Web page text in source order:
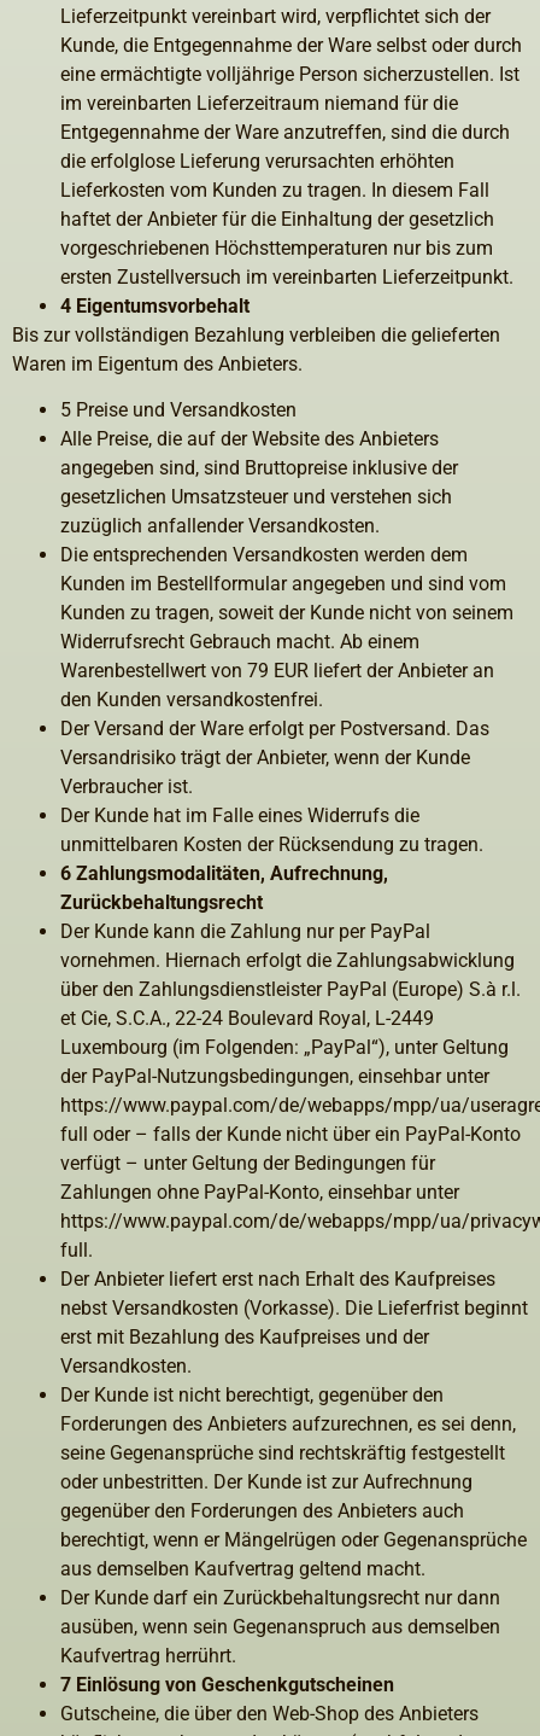
Lieferzeitpunkt vereinbart wird, verpflichtet sich der
Kunde, die Entgegennahme der Ware selbst oder durch
eine ermächtigte volljährige Person sicherzustellen. Ist
im vereinbarten Lieferzeitraum niemand für die
Entgegennahme der Ware anzutreffen, sind die durch
die erfolglose Lieferung verursachten erhöhten
Lieferkosten vom Kunden zu tragen. In diesem Fall
haftet der Anbieter für die Einhaltung der gesetzlich
vorgeschriebenen Höchsttemperaturen nur bis zum
ersten Zustellversuch im vereinbarten Lieferzeitpunkt.
4 Eigentumsvorbehalt
Bis zur vollständigen Bezahlung verbleiben die gelieferten
Waren im Eigentum des Anbieters.
5 Preise und Versandkosten
Alle Preise, die auf der Website des Anbieters
angegeben sind, sind Bruttopreise inklusive der
gesetzlichen Umsatzsteuer und verstehen sich
zuzüglich anfallender Versandkosten.
Die entsprechenden Versandkosten werden dem
Kunden im Bestellformular angegeben und sind vom
Kunden zu tragen, soweit der Kunde nicht von seinem
Widerrufsrecht Gebrauch macht. Ab einem
Warenbestellwert von 79 EUR liefert der Anbieter an
den Kunden versandkostenfrei.
Der Versand der Ware erfolgt per Postversand. Das
Versandrisiko trägt der Anbieter, wenn der Kunde
Verbraucher ist.
Der Kunde hat im Falle eines Widerrufs die
unmittelbaren Kosten der Rücksendung zu tragen.
6 Zahlungsmodalitäten, Aufrechnung,
Zurückbehaltungsrecht
Der Kunde kann die Zahlung nur per PayPal
vornehmen. Hiernach erfolgt die Zahlungsabwicklung
über den Zahlungsdienstleister PayPal (Europe) S.à r.l.
et Cie, S.C.A., 22-24 Boulevard Royal, L-2449
Luxembourg (im Folgenden: „PayPal“), unter Geltung
der PayPal-Nutzungsbedingungen, einsehbar unter
https://www.paypal.com/de/webapps/mpp/ua/
full oder – falls der Kunde nicht über ein PayPal-Konto
verfügt – unter Geltung der Bedingungen für
Zahlungen ohne PayPal-Konto, einsehbar unter
https://www.paypal.com/de/webapps/mpp/ua/
full .
Der Anbieter liefert erst nach Erhalt des Kaufpreises
nebst Versandkosten (Vorkasse). Die Lieferfrist beginnt
erst mit Bezahlung des Kaufpreises und der
Versandkosten.
Der Kunde ist nicht berechtigt, gegenüber den
Forderungen des Anbieters aufzurechnen, es sei denn,
seine Gegenansprüche sind rechtskräftig festgestellt
oder unbestritten. Der Kunde ist zur Aufrechnung
gegenüber den Forderungen des Anbieters auch
berechtigt, wenn er Mängelrügen oder Gegenansprüche
aus demselben Kaufvertrag geltend macht.
Der Kunde darf ein Zurückbehaltungsrecht nur dann
ausüben, wenn sein Gegenanspruch aus demselben
Kaufvertrag herrührt.
7 Einlösung von Geschenkgutscheinen
Gutscheine, die über den Web-Shop des Anbieters